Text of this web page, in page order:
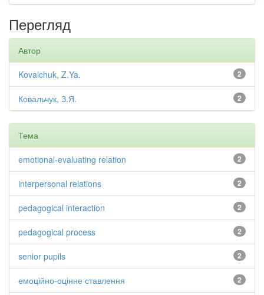
Перегляд
Автор
2
Kovalchuk, Z.Ya.
2
Ковальчук, З.Я.
Тема
2
emotional-evaluating relation
2
interpersonal relations
2
pedagogical interaction
2
pedagogical process
2
senior pupils
2
емоційно-оцінне ставлення